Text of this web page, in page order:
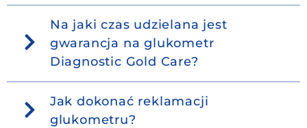
Na jaki czas udzielana jest
gwarancja na glukometr
Diagnostic Gold Care?
Jak dokonać reklamacji
glukometru?